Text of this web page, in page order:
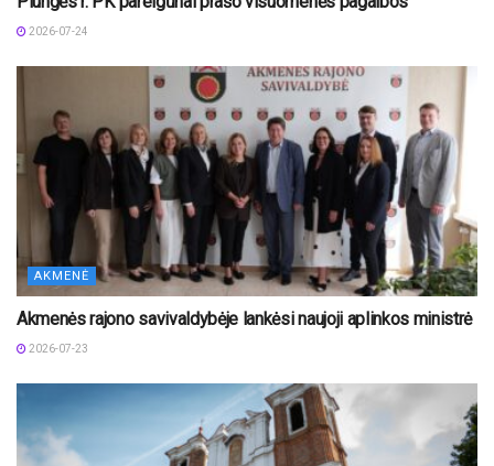
2026-07-24
AKMENĖ
Akmenės rajono savivaldybėje lankėsi naujoji aplinkos ministrė
2026-07-23